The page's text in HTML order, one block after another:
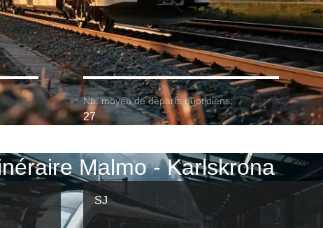
Nb. moyen de départs quotidiens:
27
Malmo - Karlskrona
SJ